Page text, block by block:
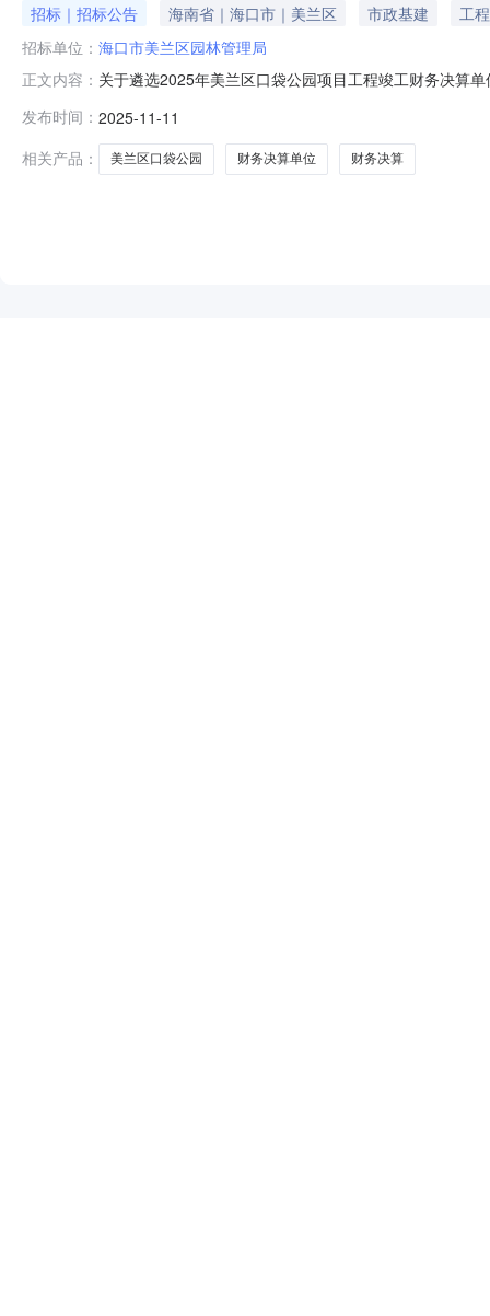
招标｜招标公告 海南省｜海口市｜美兰区 市政基建
工程
招标单位： 海口市美兰区园林管理局
正文内容： 关于遴选2025年美兰区口袋公园项目工程竣工财务决算
年美兰区口袋公园项目竣工财务决算工作，出具决算报
照；③资质证书；④相关竣工财务
发布时间： 2025-11-11
相关产品：
美兰区口袋公园 财务决算单位 财务决算